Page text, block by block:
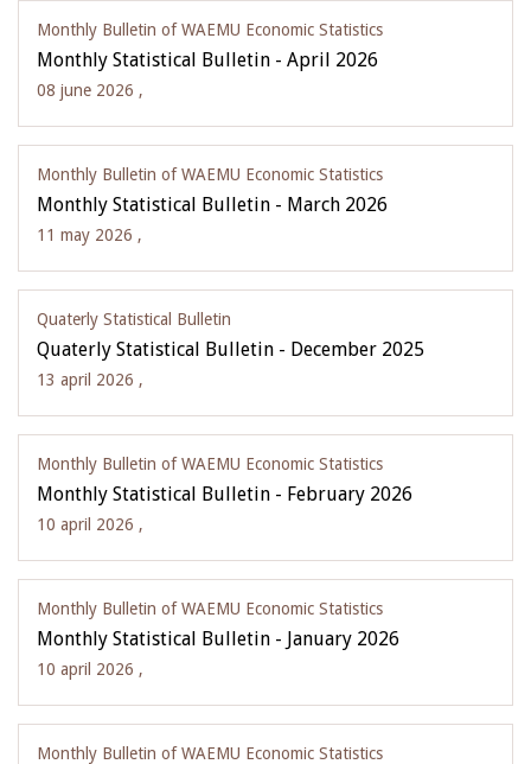
Monthly Bulletin of WAEMU Economic Statistics
Monthly Statistical Bulletin - April 2026
08 june 2026 ,
Monthly Bulletin of WAEMU Economic Statistics
Monthly Statistical Bulletin - March 2026
11 may 2026 ,
Quaterly Statistical Bulletin
Quaterly Statistical Bulletin - December 2025
13 april 2026 ,
Monthly Bulletin of WAEMU Economic Statistics
Monthly Statistical Bulletin - February 2026
10 april 2026 ,
Monthly Bulletin of WAEMU Economic Statistics
Monthly Statistical Bulletin - January 2026
10 april 2026 ,
Monthly Bulletin of WAEMU Economic Statistics